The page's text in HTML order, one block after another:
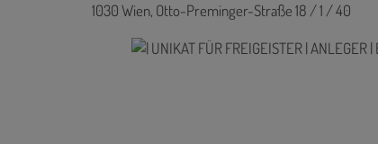
1030 Wien, Otto-Preminger-Straße 18 / 1 / 40